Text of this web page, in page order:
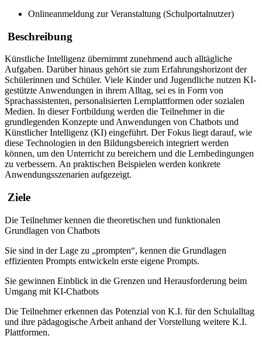
Onlineanmeldung zur Veranstaltung (Schulportalnutzer)
Beschreibung
Künstliche Intelligenz übernimmt zunehmend auch alltägliche
Aufgaben. Darüber hinaus gehört sie zum Erfahrungshorizont der
Schülerinnen und Schüler. Viele Kinder und Jugendliche nutzen KI-
gestützte Anwendungen in ihrem Alltag, sei es in Form von
Sprachassistenten, personalisierten Lernplattformen oder sozialen
Medien. In dieser Fortbildung werden die Teilnehmer in die
grundlegenden Konzepte und Anwendungen von Chatbots und
Künstlicher Intelligenz (KI) eingeführt. Der Fokus liegt darauf, wie
diese Technologien in den Bildungsbereich integriert werden
können, um den Unterricht zu bereichern und die Lernbedingungen
zu verbessern. An praktischen Beispielen werden konkrete
Anwendungsszenarien aufgezeigt.
Ziele
Die Teilnehmer kennen die theoretischen und funktionalen
Grundlagen von Chatbots
Sie sind in der Lage zu „prompten“, kennen die Grundlagen
effizienten Prompts entwickeln erste eigene Prompts.
Sie gewinnen Einblick in die Grenzen und Herausforderung beim
Umgang mit KI-Chatbots
Die Teilnehmer erkennen das Potenzial von K.I. für den Schulalltag
und ihre pädagogische Arbeit anhand der Vorstellung weitere K.I.
Plattformen.